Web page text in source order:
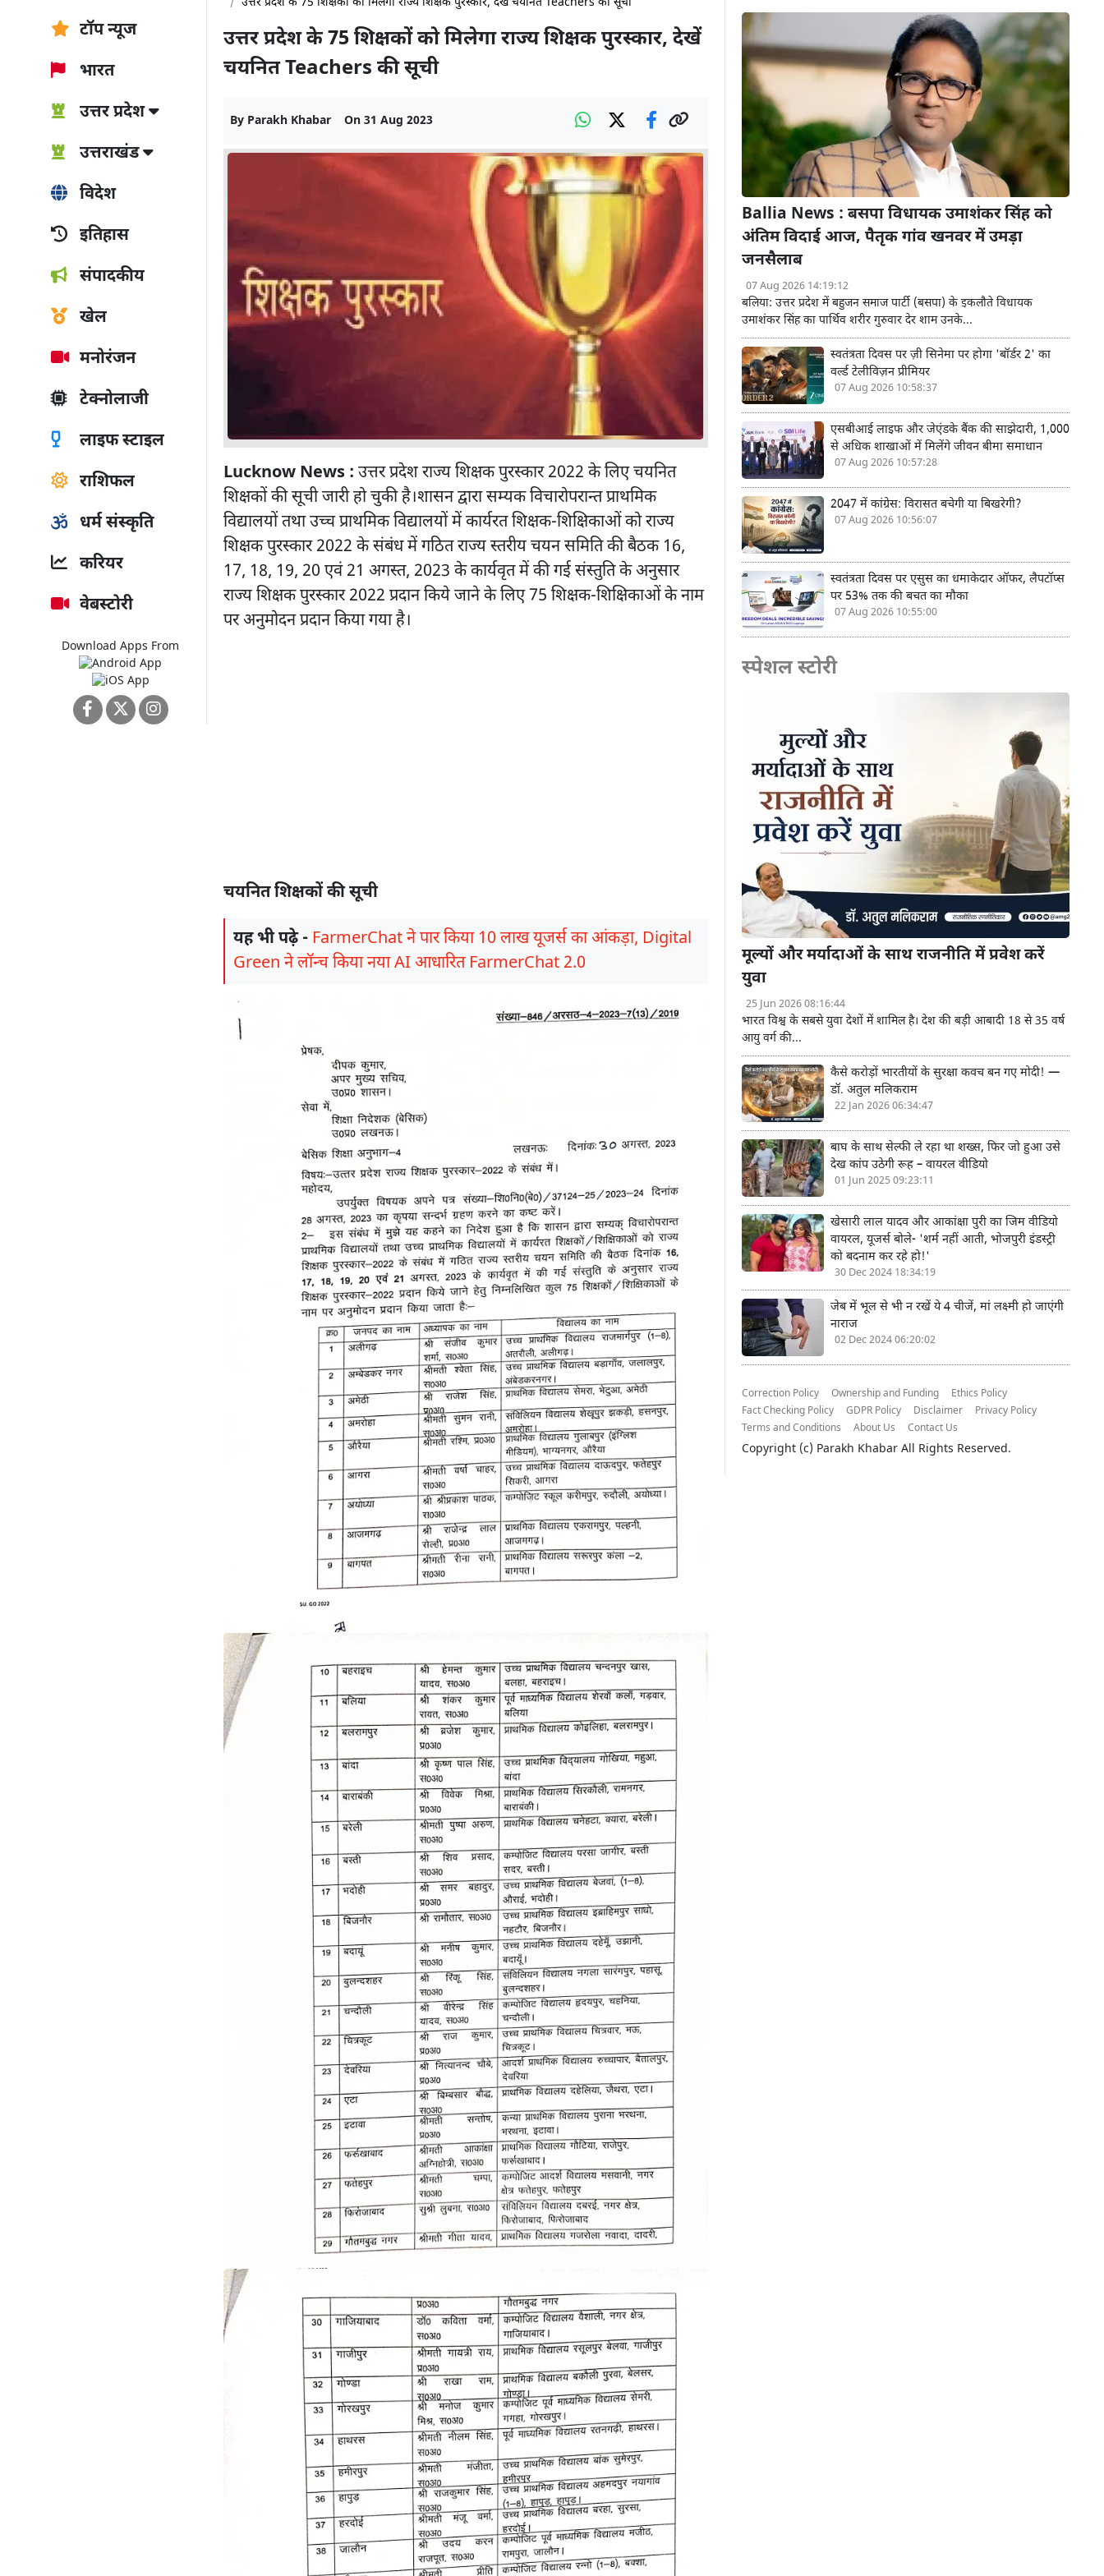
टॉप न्यूज
भारत
उत्तर प्रदेश
उत्तराखंड
विदेश
इतिहास
संपादकीय
खेल
मनोरंजन
टेक्नोलाजी
लाइफ स्टाइल
राशिफल
धर्म संस्कृति
करियर
वेबस्टोरी
Download Apps From
उत्तर प्रदेश के 75 शिक्षकों को मिलेगा राज्य शिक्षक पुरस्कार, देखें
चयनित Teachers की सूची
By Parakh Khabar On 31 Aug 2023
Lucknow News : उत्तर प्रदेश राज्य शिक्षक पुरस्कार 2022 के लिए चयनित
शिक्षकों की सूची जारी हो चुकी है।शासन द्वारा सम्यक विचारोपरान्त प्राथमिक
विद्यालयों तथा उच्च प्राथमिक विद्यालयों में कार्यरत शिक्षक-शिक्षिकाओं को राज्य
शिक्षक पुरस्कार 2022 के संबंध में गठित राज्य स्तरीय चयन समिति की बैठक 16,
17, 18, 19, 20 एवं 21 अगस्त, 2023 के कार्यवृत में की गई संस्तुति के अनुसार
राज्य शिक्षक पुरस्कार 2022 प्रदान किये जाने के लिए 75 शिक्षक-शिक्षिकाओं के नाम
पर अनुमोदन प्रदान किया गया है।
चयनित शिक्षकों की सूची
यह भी पढ़े - FarmerChat ने पार किया 10 लाख यूजर्स का आंकड़ा, Digital
Green ने लॉन्च किया नया AI आधारित FarmerChat 2.0
Ballia News : बसपा विधायक उमाशंकर सिंह को
अंतिम विदाई आज, पैतृक गांव खनवर में उमड़ा
जनसैलाब
07 Aug 2026 14:19:12
बलिया: उत्तर प्रदेश में बहुजन समाज पार्टी (बसपा) के इकलौते विधायक
उमाशंकर सिंह का पार्थिव शरीर गुरुवार देर शाम उनके...
स्वतंत्रता दिवस पर ज़ी सिनेमा पर होगा 'बॉर्डर 2' का
वर्ल्ड टेलीविज़न प्रीमियर
07 Aug 2026 10:58:37
एसबीआई लाइफ और जेएंडके बैंक की साझेदारी, 1,000
से अधिक शाखाओं में मिलेंगे जीवन बीमा समाधान
07 Aug 2026 10:57:28
2047 में कांग्रेस: विरासत बचेगी या बिखरेगी?
07 Aug 2026 10:56:07
स्वतंत्रता दिवस पर एसुस का धमाकेदार ऑफर, लैपटॉप्स
पर 53% तक की बचत का मौका
07 Aug 2026 10:55:00
स्पेशल स्टोरी
मूल्यों और मर्यादाओं के साथ राजनीति में प्रवेश करें
युवा
25 Jun 2026 08:16:44
भारत विश्व के सबसे युवा देशों में शामिल है। देश की बड़ी आबादी 18 से 35 वर्ष
आयु वर्ग की...
कैसे करोड़ों भारतीयों के सुरक्षा कवच बन गए मोदी! —
डॉ. अतुल मलिकराम
22 Jan 2026 06:34:47
बाघ के साथ सेल्फी ले रहा था शख्स, फिर जो हुआ उसे
देख कांप उठेगी रूह – वायरल वीडियो
01 Jun 2025 09:23:11
खेसारी लाल यादव और आकांक्षा पुरी का जिम वीडियो
वायरल, यूजर्स बोले- 'शर्म नहीं आती, भोजपुरी इंडस्ट्री
को बदनाम कर रहे हो!'
30 Dec 2024 18:34:19
जेब में भूल से भी न रखें ये 4 चीजें, मां लक्ष्मी हो जाएंगी
नाराज
02 Dec 2024 06:20:02
Correction Policy Ownership and Funding
Ethics Policy
Fact Checking Policy
GDPR Policy Disclaimer
Privacy Policy
Terms and Conditions
About Us Contact Us
Copyright (c) Parakh Khabar All Rights Reserved.